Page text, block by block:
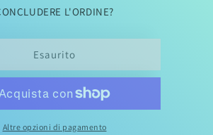
WIDE
30)
WIDE
30)
L'ORDINE?
Esaurito
Altre opzioni di pagamento